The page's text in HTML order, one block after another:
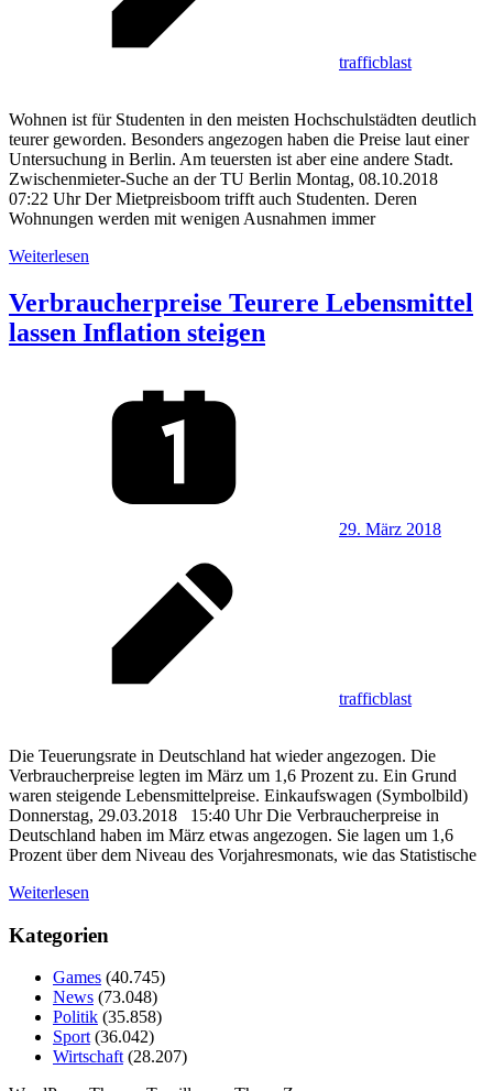
trafficblast
Wohnen ist für Studenten in den meisten Hochschulstädten deutlich
teurer geworden. Besonders angezogen haben die Preise laut einer
Untersuchung in Berlin. Am teuersten ist aber eine andere Stadt.
Zwischenmieter-Suche an der TU Berlin Montag, 08.10.2018
07:22 Uhr Der Mietpreisboom trifft auch Studenten. Deren
Wohnungen werden mit wenigen Ausnahmen immer
Weiterlesen
Verbraucherpreise Teurere Lebensmittel
lassen Inflation steigen
29. März 2018
trafficblast
Die Teuerungsrate in Deutschland hat wieder angezogen. Die
Verbraucherpreise legten im März um 1,6 Prozent zu. Ein Grund
waren steigende Lebensmittelpreise. Einkaufswagen (Symbolbild)
Donnerstag, 29.03.2018 15:40 Uhr Die Verbraucherpreise in
Deutschland haben im März etwas angezogen. Sie lagen um 1,6
Prozent über dem Niveau des Vorjahresmonats, wie das Statistische
Weiterlesen
Kategorien
Games (40.745)
News (73.048)
Politik (35.858)
Sport(36.042)
Wirtschaft(28.207)